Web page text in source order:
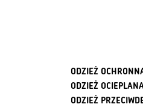
ODZIEŻ
ODZIEŻ
ODZIEŻ